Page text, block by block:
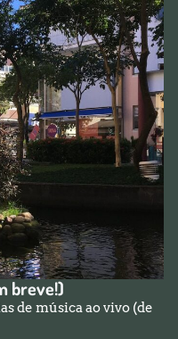
breve!)
de música ao vivo (de